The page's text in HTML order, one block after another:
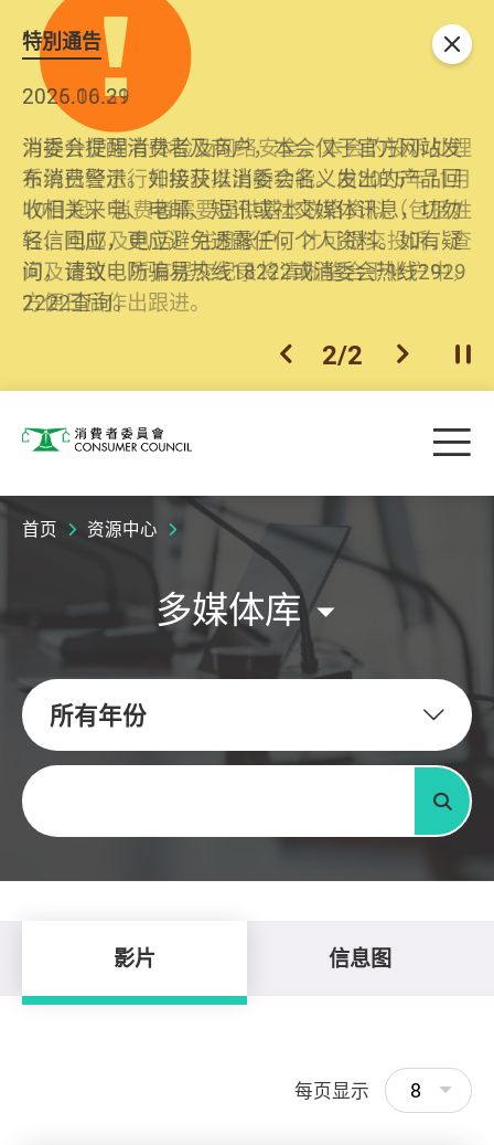
特別通告
2026.06.29
消委会提醒消费者及商户，本会仅于官方网站发
布消费警示。如接获以消委会名义发出的产品回
收相关来电、电邮、短讯或社交媒体讯息，切勿
轻信回应，更应避免透露任何个人资料。如有疑
问，请致电防骗易热线18222或消委会热线2929
2222查询。
2025.10.31
为提升使用者体验及网络安全，本会的投诉处理
系统已经进行升级及推出新功能。由2025年11月
10日起，消费者需要提供基本联络资料（包括姓
名、电邮及电话）注册帐户，才可提交投诉、查
询及建议。所有提交纪录将清晰整合于帐户中，
方便日后作出跟进。
上一个
2/2 下一个开
关闭
消费者委员会 目
首页 资源中心
多媒体库
所有年份
关键字
搜寻
影片 信息图
每页显示 8